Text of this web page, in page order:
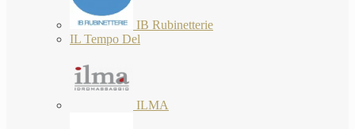
IB Rubinetterie
IL Tempo Del
ILMA